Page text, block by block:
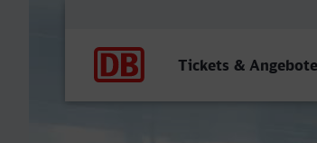
Tickets & Angebote
Göppingen -